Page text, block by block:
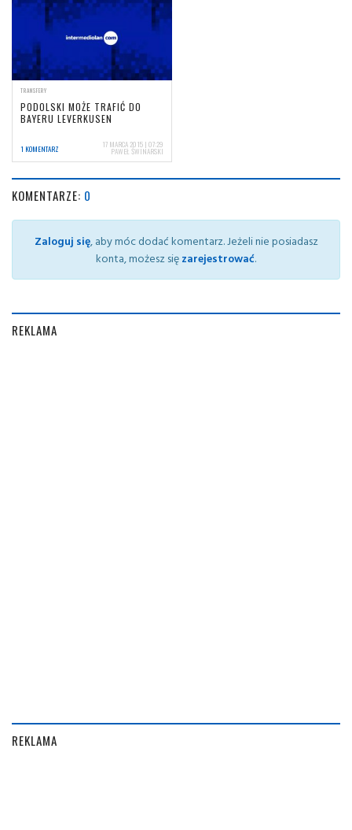
TRANSFERY
PODOLSKI MOŻE TRAFIĆ DO
BAYERU LEVERKUSEN
1 KOMENTARZ 17 MARCA 2015 | 07:29
PAWEŁ ŚWINARSKI
KOMENTARZE: 0
Zaloguj się, aby móc dodać komentarz. Jeżeli nie posiadasz
konta, możesz sięzarejestrować.
REKLAMA
REKLAMA